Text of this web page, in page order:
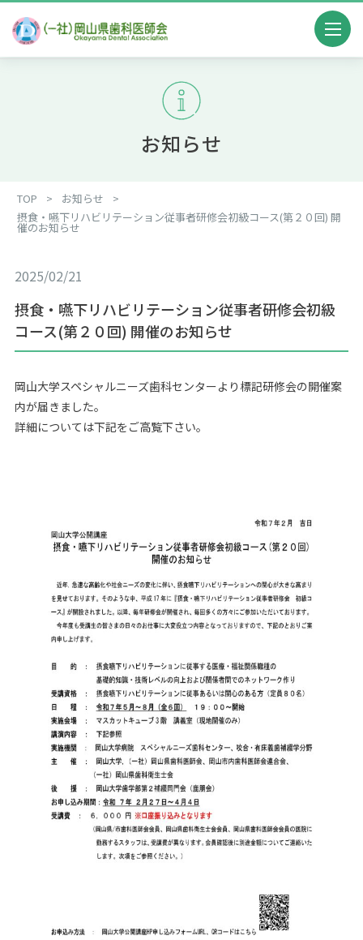
お知らせ
TOP > お知らせ
>
摂食・嚥下リハビリテーション従事者研修会初級コース(第２０回) 開
催のお知らせ
2025/02/21
摂食・嚥下リハビリテーション従事者研修会初級
コース(第２０回) 開催のお知らせ
岡山大学スペシャルニーズ歯科センターより標記研修会の開催案
内が届きました。
詳細については下記をご高覧下さい。